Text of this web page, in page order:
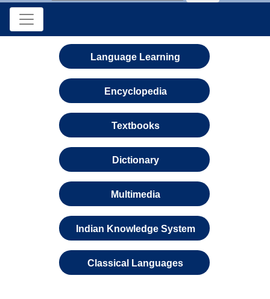
Language Learning
Encyclopedia
Textbooks
Dictionary
Multimedia
Indian Knowledge System
Classical Languages